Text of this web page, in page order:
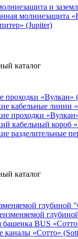
и
молниезащита
(Jupiter)
каталог
проходки «Вулкан»
кабельные линии
проходки
кабельный короб
разделительные
каталог
глубиной
башенка BUS
каналы «Сотто»